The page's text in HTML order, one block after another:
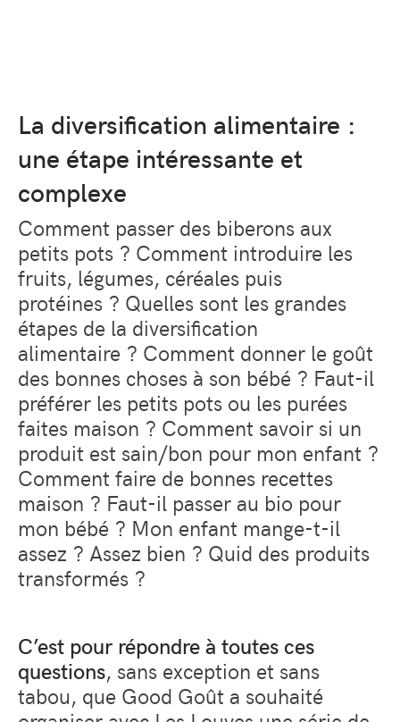
La diversification alimentaire :
une étape intéressante et
complexe
Comment passer des biberons aux
petits pots ? Comment introduire les
fruits, légumes, céréales puis
protéines ? Quelles sont les grandes
étapes de la diversification
alimentaire ? Comment donner le goût
des bonnes choses à son bébé ? Faut-il
préférer les petits pots ou les purées
faites maison ? Comment savoir si un
produit est sain/bon pour mon enfant ?
Comment faire de bonnes recettes
maison ? Faut-il passer au bio pour
mon bébé ? Mon enfant mange-t-il
assez ? Assez bien ? Quid des produits
transformés ?
C’est pour répondre à toutes ces
questions, sans exception et sans
tabou, que Good Goût a souhaité